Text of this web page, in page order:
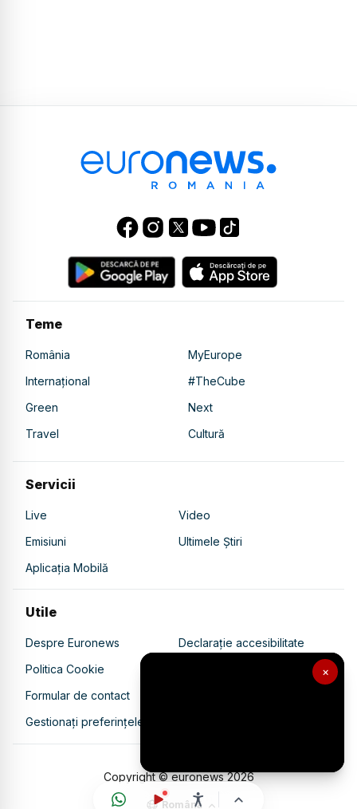
×
Teme
România
MyEurope
Internațional
#TheCube
Green
Next
Travel
Cultură
Servicii
Live
Video
Emisiuni
Ultimele Știri
Aplicația Mobilă
Utile
Despre Euronews
Declarație accesibilitate
Politica Cookie
Politica de confidențialitate
Formular de contact
Gestionați preferințele
Copyright © euronews2026
Română